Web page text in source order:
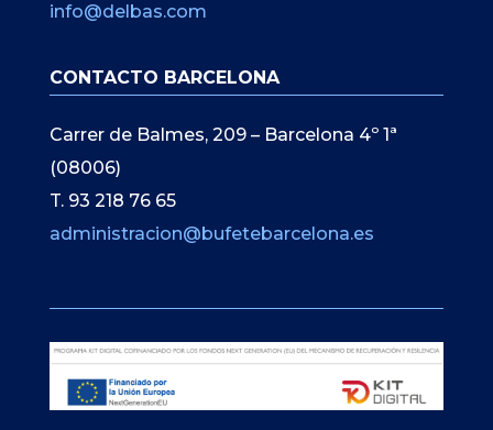
info@delbas.com
CONTACTO BARCELONA
Carrer de Balmes, 209 – Barcelona 4º 1ª
(08006)
T. 93 218 76 65
administracion@bufetebarcelona.es